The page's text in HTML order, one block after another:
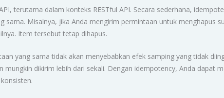
terutama dalam konteks RESTful API. Secara sederhana,
sama. Misalnya, jika Anda mengirim permintaan untuk menghapus
Item tersebut tetap dihapus.
yang sama tidak akan menyebabkan efek samping yang tidak
dikirim lebih dari sekali. Dengan idempotency, Anda dapat